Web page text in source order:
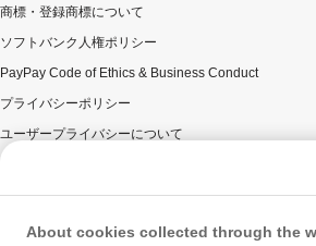
商標・登録商標について
ソフトバンク人権ポリシー
PayPay Code of Ethics & Business Conduct
プライバシーポリシー
ユーザープライバシーについて
ウェブサイト利用規約
反社会的勢力に対する方針
About cookies collected through the